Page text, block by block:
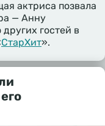
актриса позвала
— Анну
гостей в
СтарХит».